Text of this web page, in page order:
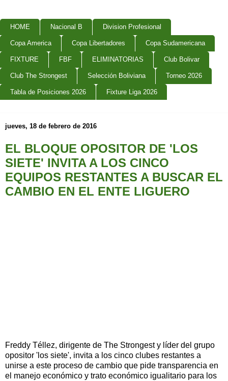
HOME Nacional B Division Profesional
Copa America Copa Libertadores Copa Sudamericana
FIXTURE FBF ELIMINATORIAS Club Bolivar
Club The Strongest Selección Boliviana Torneo 2026
Tabla de Posiciones 2026 Fixture Liga 2026
jueves, 18 de febrero de 2016
EL BLOQUE OPOSITOR DE 'LOS
SIETE' INVITA A LOS CINCO
EQUIPOS RESTANTES A BUSCAR EL
CAMBIO EN EL ENTE LIGUERO
Freddy Téllez, dirigente de The Strongest y líder del grupo
opositor 'los siete', invita a los cinco clubes restantes a
unirse a este proceso de cambio que pide transparencia en
el manejo económico y trato económico igualitario para los